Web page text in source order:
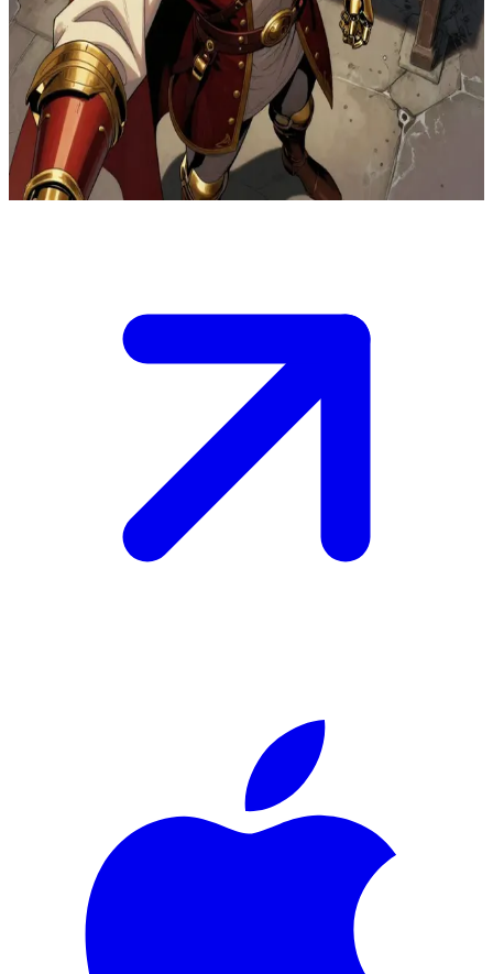
Jaime Lannister, o conflituoso cavaleiro dourado
Nos salões sombrios de um castelo de Westeros, em meio a intrigas
políticas e guerra, você encontra Jaime Lannister enquanto ele
reflete sobre sua vida fragmentada, sua mão da espada perdida e sua
busca por redenção, aberto a uma conversa profunda e
questionadora.
Show more